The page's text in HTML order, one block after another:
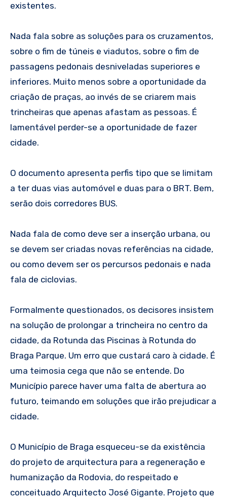
existentes.
Nada fala sobre as soluções para os cruzamentos,
sobre o fim de túneis e viadutos, sobre o fim de
passagens pedonais desniveladas superiores e
inferiores. Muito menos sobre a oportunidade da
criação de praças, ao invés de se criarem mais
trincheiras que apenas afastam as pessoas. É
lamentável perder-se a oportunidade de fazer
cidade.
O documento apresenta perfis tipo que se limitam
a ter duas vias automóvel e duas para o BRT. Bem,
serão dois corredores BUS.
Nada fala de como deve ser a inserção urbana, ou
se devem ser criadas novas referências na cidade,
ou como devem ser os percursos pedonais e nada
fala de ciclovias.
Formalmente questionados, os decisores insistem
na solução de prolongar a trincheira no centro da
cidade, da Rotunda das Piscinas à Rotunda do
Braga Parque. Um erro que custará caro à cidade. É
uma teimosia cega que não se entende. Do
Município parece haver uma falta de abertura ao
futuro, teimando em soluções que irão prejudicar a
cidade.
O Município de Braga esqueceu-se da existência
do projeto de arquitectura para a regeneração e
humanização da Rodovia, do respeitado e
conceituado Arquitecto José Gigante. Projeto que